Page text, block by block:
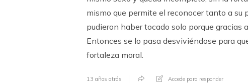
mismo que permite el reconocer tanto a su
pudieron haber tocado solo porque gracias
Entonces se lo pasa desviviéndose para
fortaleza moral.
13 años atrás Accede para responder